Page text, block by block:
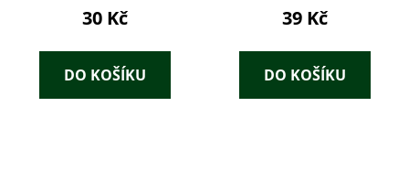
30 Kč
DO KOŠÍKU
39 Kč
DO KOŠÍKU